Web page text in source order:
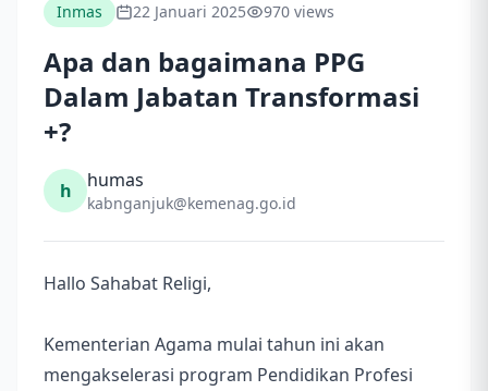
Inmas 22 Januari 2025 970 views
Apa dan bagaimana PPG
Dalam Jabatan Transformasi
+?
h humas
kabnganjuk@kemenag.go.id
Hallo Sahabat Religi,
Kementerian Agama mulai tahun ini akan
mengakselerasi program Pendidikan Profesi